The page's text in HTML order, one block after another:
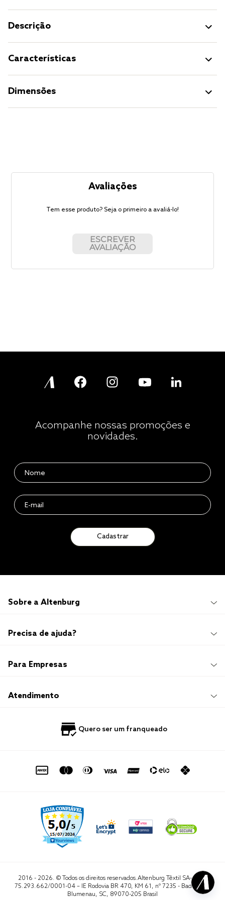
Descrição
Características
Dimensões
Avaliações
Tem esse produto? Seja o primeiro a avaliá-lo!
ESCREVER
AVALIAÇÃO
Acompanhe nossas promoções e
novidades.
Cadastrar
Sobre a Altenburg
Institucional
Imprensa
Sustentabilidade
Trabalhe Conosco
Precisa de ajuda?
Promoções e Regulamentos
Compre e Retire em Loja
Política de Privacidade
Para Empresas
Hotelaria
Atendimento
0800 729 1588
sac@altenburg.com.br
Quero ser um franqueado
2016 - 2026. © Todos os direitos reservados.Altenburg Têxtil SA- CNPJ
75.293.662/0001-04 – IE Rodovia BR 470, KM 61, nº 7235 - Badenfurt,
Blumenau, SC, 89070-205 Brasil